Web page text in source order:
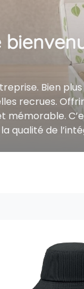
Bien
recrues.
qualité de